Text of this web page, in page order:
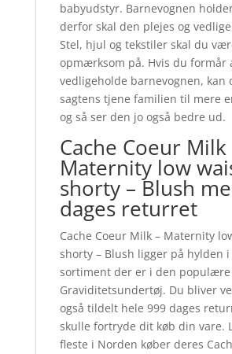
babyudstyr. Barnevognen
derfor skal den plejes og
Stel, hjul og tekstiler skal du
opmærksom på. Hvis du formår
vedligeholde barnevognen, kan
sagtens tjene familien til mere
og så ser den jo også bedre ud.
Cache Coeur Milk
Maternity low
shorty – Blush
dages returret
Cache Coeur Milk – Maternity
shorty – Blush ligger på hylden
sortiment der er i den populære
Graviditetsundertøj. Du bliver
også tildelt hele 999 dages
skulle fortryde dit køb din vare.
fleste i Norden køber deres